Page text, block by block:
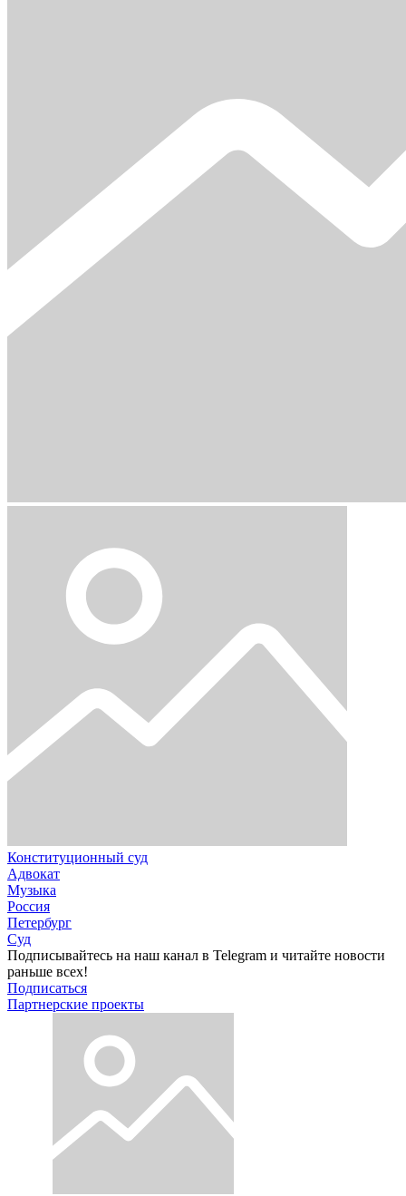
Конституционный суд
Адвокат
Музыка
Россия
Петербург
Суд
Подписывайтесь на наш канал в Telegram и читайте новости
раньше всех!
Подписаться
Партнерские проекты